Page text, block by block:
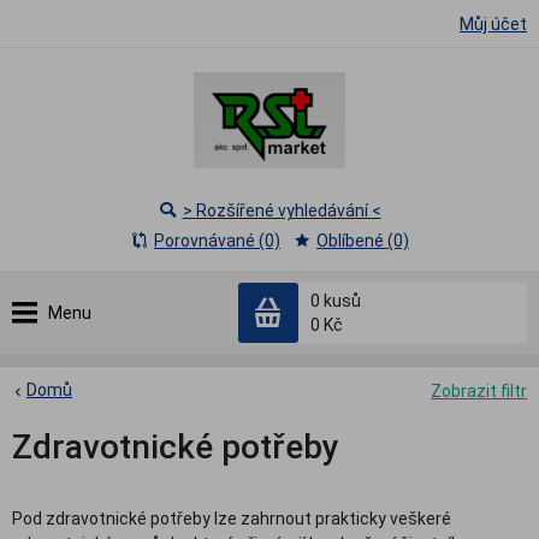
Můj účet
Menu
0 kusů
0 Kč
> Rozšířené vyhledávání <
Porovnávané (0)
Oblíbené (0)
Zobrazit filtr
Domů
Zdravotnické potřeby
Pod zdravotnické potřeby lze zahrnout prakticky veškeré